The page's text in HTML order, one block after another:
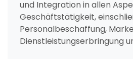
und Integration in allen
Geschäftstätigkeit,
Personalbeschaffung,
Dienstleistungserbringung